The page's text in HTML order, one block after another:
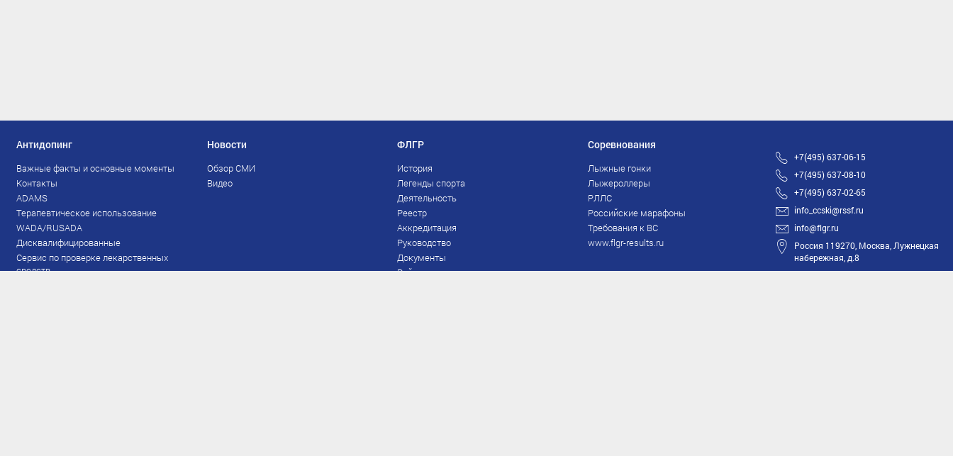
Антидопинг
Важные факты и основные моменты
Контакты
ADAMS
Терапевтическое использование
WADA/RUSADA
Дисквалифицированные
Сервис по проверке лекарственных
средств
Новости
Обзор СМИ
Видео
ФЛГР
История
Легенды спорта
Деятельность
Реестр
Аккредитация
Руководство
Документы
Рейтинг
Соревнования
Лыжные гонки
Лыжероллеры
РЛЛС
Российские марафоны
Требования к ВС
www.flgr-results.ru
+7(495) 637-06-15
+7(495) 637-08-10
+7(495) 637-02-65
info_ccski@rssf.ru
info@flgr.ru
Россия 119270, Москва, Лужнецкая
набережная, д.8